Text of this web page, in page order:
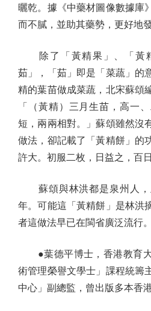
曬乾。據《中藥材圖像數據庫
而不膩，並助其藥勢，更好地
除了「黃精果」、「黃
茹」，「茹」即是「菜蔬」的
精的葉苗做成菜蔬，北宋蘇頌
「（黃精）三月生苗，高一
短，兩兩相對。」蘇頌雖然沒
做法，卻記載了「黃精餅」
許大。初服二枚，日益之，百日
蘇頌與林洪都是泉州人，
年。可能這「黃精餅」是林洪
者這做法早已在閩省廣泛流行。
●葉德平博士，香港教育大
術管理榮譽文學士」課程統籌
中心」副總監，曾出版多本香